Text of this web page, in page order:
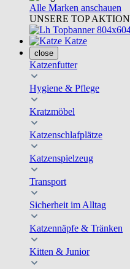
Alle Marken anschauen
UNSERE TOP AKTION
Katze
close
Katzenfutter
Hygiene & Pflege
Kratzmöbel
Katzenschlafplätze
Katzenspielzeug
Transport
Sicherheit im Alltag
Katzennäpfe & Tränken
Kitten & Junior